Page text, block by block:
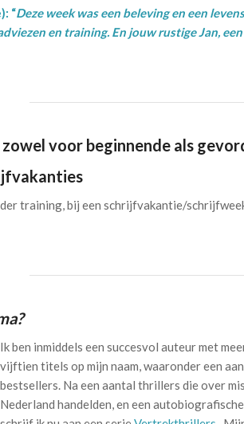
“Deze week was een beleving en een
en training. En jouw rustige Jan,
voor beginnende als
training, bij een schrijfvakantie/
Ik ben inmiddels een succesvol auteur met
vijftien titels op mijn naam, waaronder een
bestsellers. Na een aantal thrillers die over
Nederland handelden, en een